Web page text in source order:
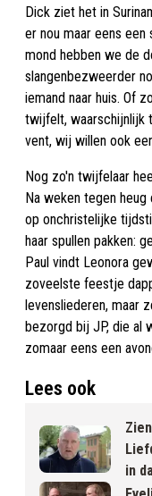
Dick ziet het in
er nou maar eens
mond hebben we de
slangenbezweerder
iemand naar huis. Of
twijfelt, waarschijnlijk
vent, wij willen ook
Nog zo'n twijfelaar
Na weken tegen heug
op onchristelijke
haar spullen pakken:
Paul vindt Leonora
zoveelste feestje
levensliederen, maar
bezorgd bij JP, die al
zomaar eens een
Lees ook
in